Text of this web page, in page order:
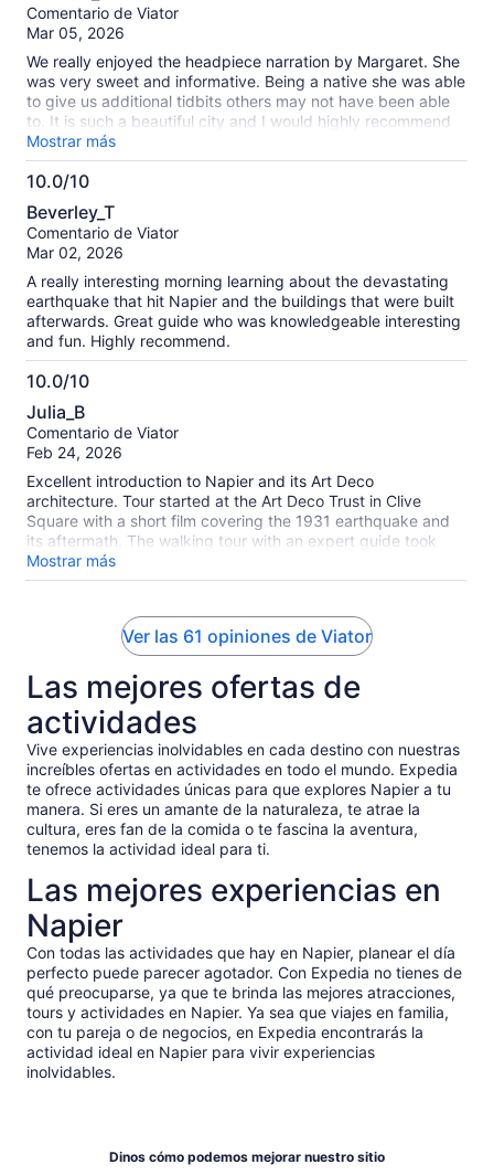
de
10
Comentario de Viator
Mar 05, 2026
We really enjoyed the headpiece narration by Margaret. She
was very sweet and informative. Being a native she was able
to give us additional tidbits others may not have been able
to. It is such a beautiful city and I would highly recommend
this tour.
Mostrar más
10.0/10
10.0
de
10
Beverley_T
Comentario de Viator
Mar 02, 2026
A really interesting morning learning about the devastating
earthquake that hit Napier and the buildings that were built
afterwards. Great guide who was knowledgeable interesting
and fun. Highly recommend.
10.0/10
10.0
de
10
Julia_B
Comentario de Viator
Feb 24, 2026
Excellent introduction to Napier and its Art Deco
architecture. Tour started at the Art Deco Trust in Clive
Square with a short film covering the 1931 earthquake and
its aftermath. The walking tour with an expert guide took
about an hour.
Mostrar más
Ver las 61 opiniones de Viator
Las mejores ofertas de
actividades
Vive experiencias inolvidables en cada destino con nuestras
increíbles ofertas en actividades en todo el mundo. Expedia
te ofrece actividades únicas para que explores Napier a tu
manera. Si eres un amante de la naturaleza, te atrae la
cultura, eres fan de la comida o te fascina la aventura,
tenemos la actividad ideal para ti.
Las mejores experiencias en
Napier
Con todas las actividades que hay en Napier, planear el día
perfecto puede parecer agotador. Con Expedia no tienes de
qué preocuparse, ya que te brinda las mejores atracciones,
tours y actividades en Napier. Ya sea que viajes en familia,
con tu pareja o de negocios, en Expedia encontrarás la
actividad ideal en Napier para vivir experiencias
inolvidables.
Dinos cómo podemos mejorar nuestro sitio